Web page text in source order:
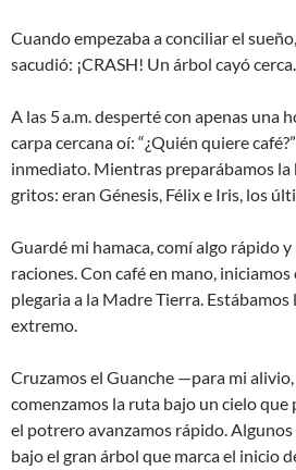
Cuando empezaba a conciliar el
sacudió: ¡CRASH! Un árbol cayó
A las 5 a.m. desperté con apenas una
carpa cercana oí: “¿Quién quiere
inmediato. Mientras preparábamos la
gritos: eran Génesis, Félix e Iris, los
Guardé mi hamaca, comí algo rápido
raciones. Con café en mano,
plegaria a la Madre Tierra.
extremo.
Cruzamos el Guanche —para mi
comenzamos la ruta bajo un cielo que
el potrero avanzamos rápido. Algunos
bajo el gran árbol que marca el inicio